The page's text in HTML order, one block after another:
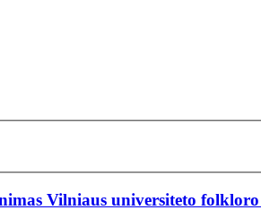
Vilniaus universiteto